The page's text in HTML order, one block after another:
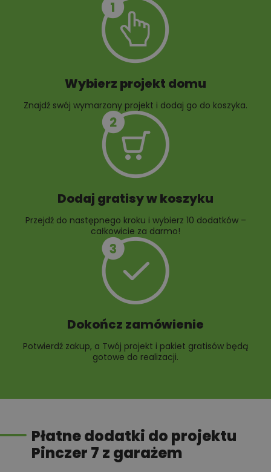
10 projektów małej
10 projektów rabat
Wybierz projekt domu
Znajdź swój wymarzony projekt i dodaj go do koszyka.
Dodaj gratisy w koszyku
Przejdź do następnego kroku i wybierz 10 dodatków –
całkowicie za darmo!
Dokończ zamówienie
Potwierdź zakup, a Twój projekt i pakiet gratisów będą
gotowe do realizacji.
Płatne dodatki do projektu
Pinczer 7 z garażem